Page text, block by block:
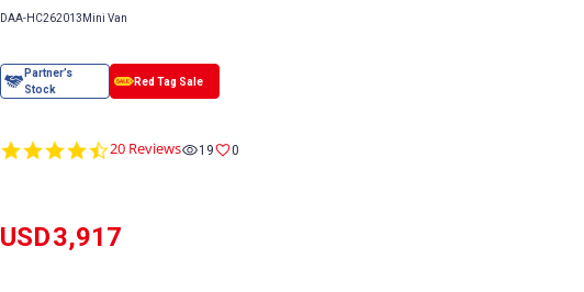
DAA-HC262013 Mini Van
4.7
20 Reviews 19 0
USD3,917